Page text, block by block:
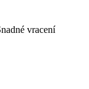
vracení